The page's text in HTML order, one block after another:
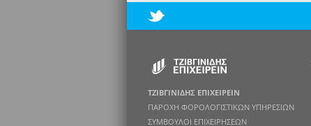
ΤΖΙΒΓΙΝΙΔΗΣ ΕΠΙΧΕΙΡΕΙΝ
ΠΑΡΟΧΗ ΦΟΡΟΛΟΓΙΣΤΙΚΩΝ ΥΠΗΡΕΣΙΩΝ
ΣΥΜΒΟΥΛΟΙ ΕΠΙΧΕΙΡΗΣΕΩΝ